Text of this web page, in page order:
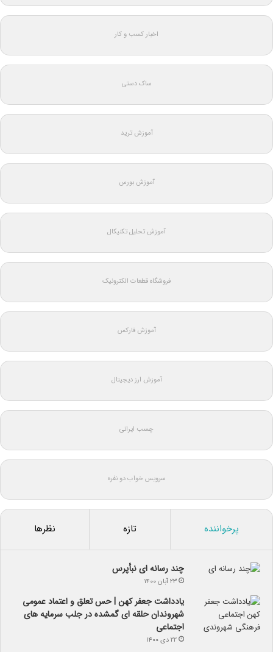
اخبار کسب و کار
ساک دستی
آموزش ترید
آموزش بورس
آموزش تحلیل تکنیکال
فروشگاه قطعات الکترونیک
آموزش فارکس
آموزش ارز دیجیتال
چسب ایرانی
سرویس خواب دو نفره
پرخواننده تازه نظرها
چند رسانه ای نبأپرس
۲۳ آبان ۱۴۰۰
یادداشت جعفر کهن | حس تعلق و اعتماد عمومی
شهروندان حلقه ای گمشده در جلب سرمایه های
اجتماعی
۲۲ دی ۱۴۰۰